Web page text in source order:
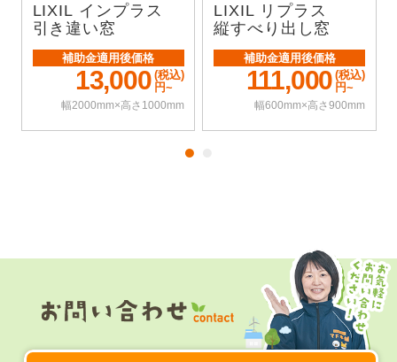
LIXIL インプラス
引き違い窓
補助金適用後価格
13,000 (税込)
円~
幅2000mm×高さ1000mm
LIXIL リプラス
縦すべり出し窓
補助金適用後価格
111,000 (税込)
円~
幅600mm×高さ900mm